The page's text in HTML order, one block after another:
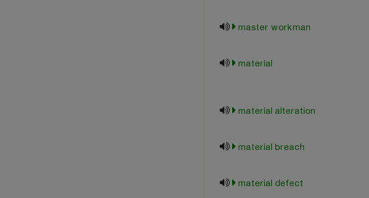
master workman
material
material alteration
material breach
material defect